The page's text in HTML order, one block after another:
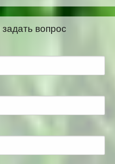
вопрос